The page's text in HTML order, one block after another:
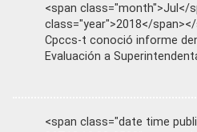
<span class="month">Jul</
class="year">2018</
Cpccs-t conoció informe
Evaluación a
<span class="date time